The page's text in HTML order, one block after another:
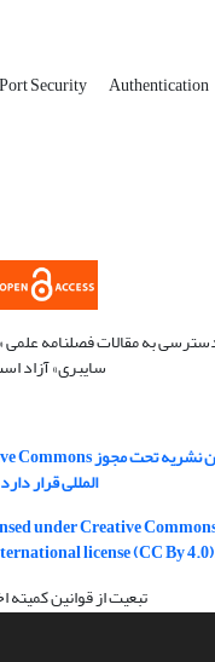
Port Security Authentication
به مقالات فصلنامه علمی
سایبری» آزاد
المللی قرار
under Creative
license (CC By
تبعیت از قوانین کمیته